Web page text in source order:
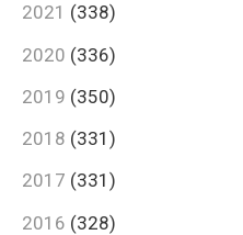
2021 (338)
2020 (336)
2019 (350)
2018 (331)
2017 (331)
2016 (328)